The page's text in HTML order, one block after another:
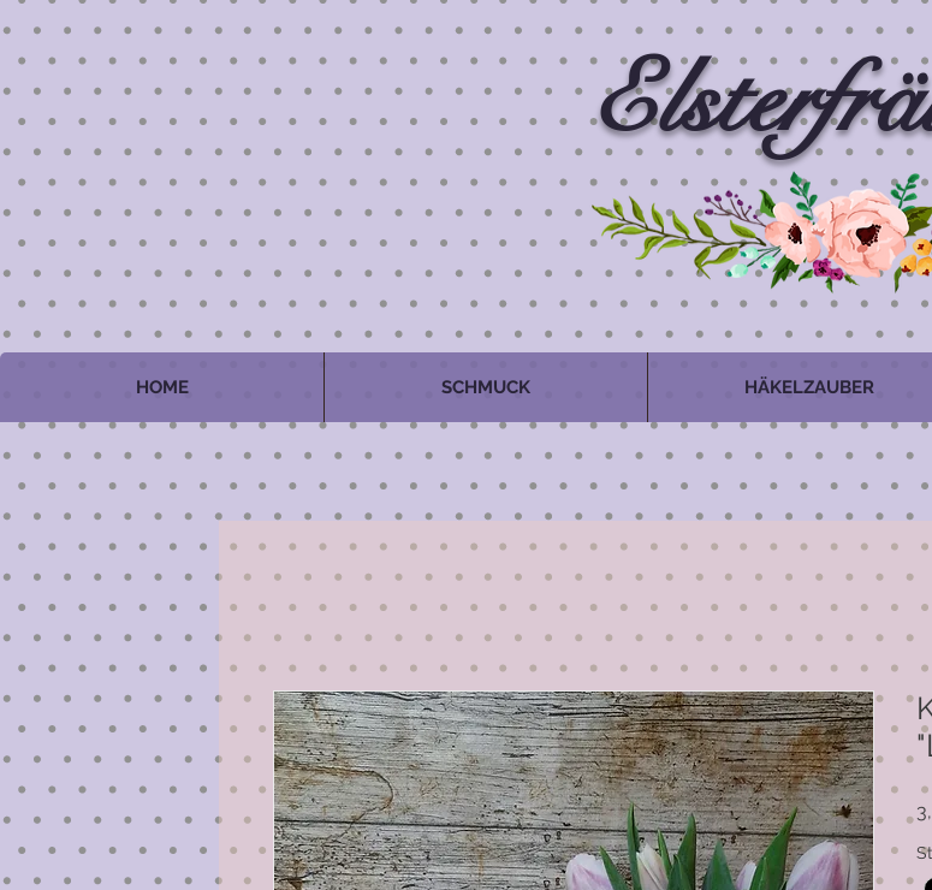
HOME SCHMUCK HÄKELZAUBER